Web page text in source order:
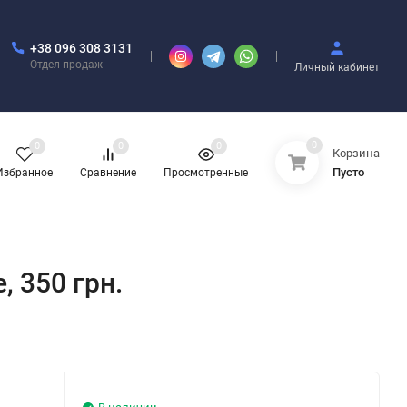
+38 096 308 3131
Отдел продаж Личный кабинет
0
Сравнение
0
Просмотренные
0 0
Корзина
Пусто
350 грн.